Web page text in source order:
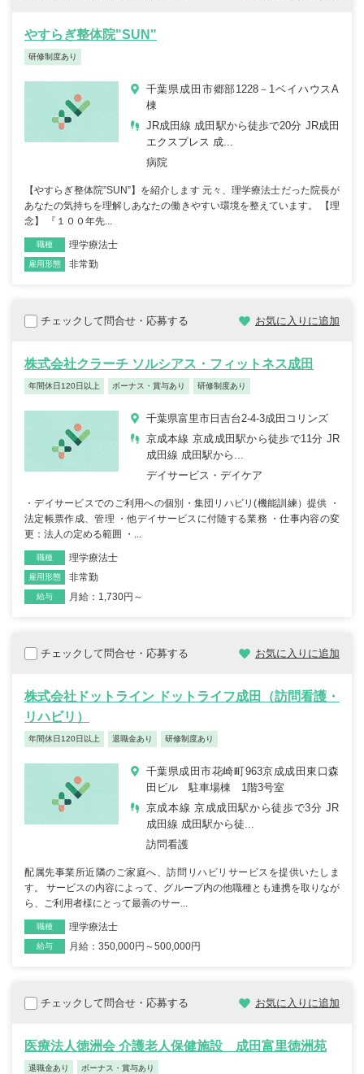
やすらぎ整体院"SUN"
研修制度あり
千葉県成田市郷部1228－1ベイハウスA
棟
JR成田線 成田駅から徒歩で20分 JR成田
エクスプレス 成...
病院
【やすらぎ整体院”SUN”】を紹介します 元々、理学療法士だった院長が
あなたの気持ちを理解しあなたの働きやすい環境を整えています。 【理
念】 『１００年先...
職種 理学療法士
雇用形態 非常勤
チェックして問合せ・応募する お気に入りに追加
株式会社クラーチ ソルシアス・フィットネス成田
年間休日120日以上 ボーナス・賞与あり 研修制度あり
千葉県富里市日吉台2-4-3成田コリンズ
京成本線 京成成田駅から徒歩で11分 JR
成田線 成田駅から...
デイサービス・デイケア
・デイサービスでのご利用への個別・集団リハビリ(機能訓練）提供 ・
法定帳票作成、管理 ・他デイサービスに付随する業務 ・仕事内容の変
更：法人の定める範囲 ・...
職種 理学療法士
雇用形態 非常勤
給与 月給：1,730円～
チェックして問合せ・応募する お気に入りに追加
株式会社ドットライン ドットライフ成田（訪問看護・
リハビリ）
年間休日120日以上 退職金あり 研修制度あり
千葉県成田市花崎町963京成成田東口森
田ビル 駐車場棟 1階3号室
京成本線 京成成田駅から徒歩で3分 JR
成田線 成田駅から徒...
訪問看護
配属先事業所近隣のご家庭へ、訪問リハビリサービスを提供いたしま
す。 サービスの内容によって、グループ内の他職種とも連携を取りなが
ら、ご利用者様にとって最善のサー...
職種 理学療法士
雇用形態
給与 月給：350,000円～500,000円
チェックして問合せ・応募する お気に入りに追加
医療法人徳洲会 介護老人保健施設 成田富里徳洲苑
退職金あり ボーナス・賞与あり